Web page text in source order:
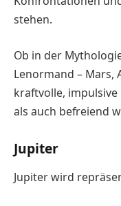
stehen.
Ob in der
Lenormand – Mars,
kraftvolle,
als auch befreiend
Jupiter
Jupiter wird